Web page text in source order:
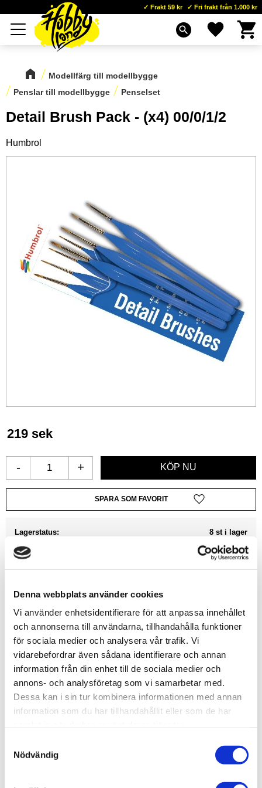
Denna webbplats använder cookies
Vi använder enhetsidentifierare för att anpassa innehållet
och annonserna till användarna, tillhandahålla funktioner
för sociala medier och analysera vår trafik. Vi
vidarebefordrar även sådana identifierare och annan
information från din enhet till de sociala medier och
annons- och analysföretag som vi samarbetar med.
Dessa kan i sin tur kombinera informationen med annan
information som du har tillhandahållit eller som de har
Nödvändig
Meny
Frakt 59 kr Fri frakt från 1.000 kr
search Favoriter
Modellfärg till modellbygge
Penslar till modellbygge
Penselset
Detail Brush Pack - (x4) 00/0/1/2
Humbrol
219 sek
+
-
Lägg till i favoriter
Lagerstatus
8 st i lager
AG4304
Leveranstid
skickas från oss inom 0-1 vardagar
Allmänt